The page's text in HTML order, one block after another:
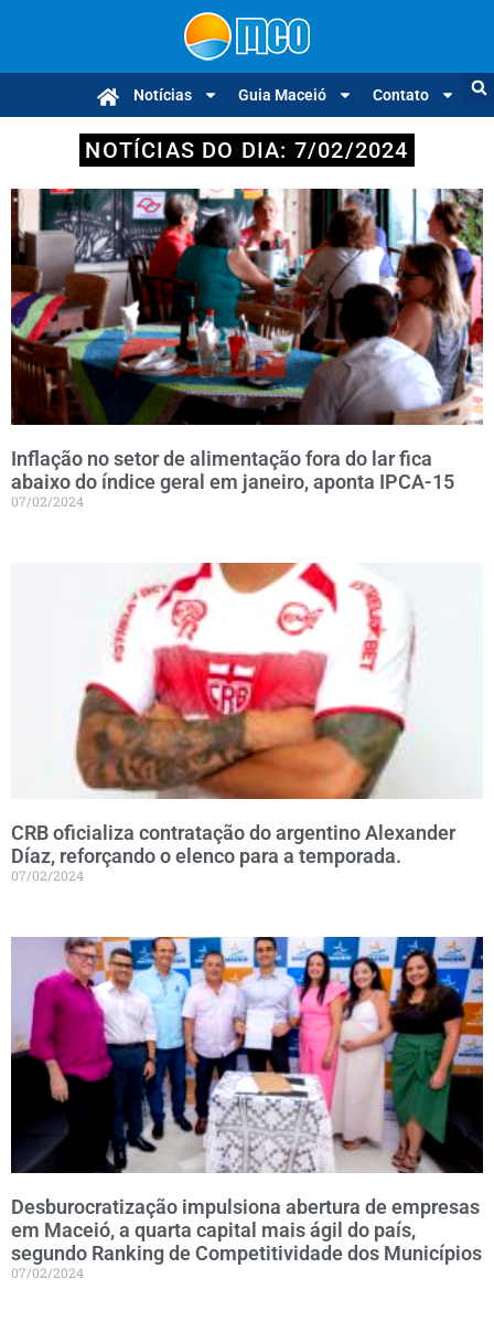
Notícias Guia Maceió Contato
NOTÍCIAS DO DIA: 7/02/2024
Inflação no setor de alimentação fora do lar fica
abaixo do índice geral em janeiro, aponta IPCA-15
07/02/2024
CRB oficializa contratação do argentino Alexander
Díaz, reforçando o elenco para a temporada.
07/02/2024
Desburocratização impulsiona abertura de empresas
em Maceió, a quarta capital mais ágil do país,
segundo Ranking de Competitividade dos Municípios
07/02/2024